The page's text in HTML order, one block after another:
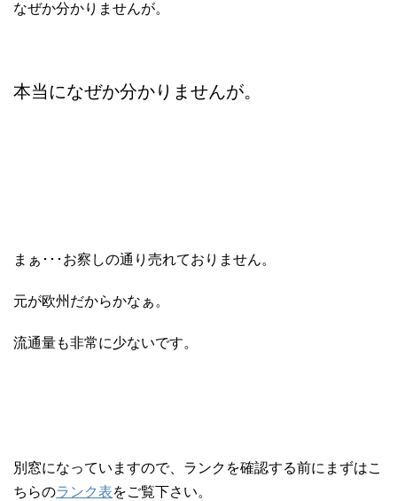
なぜか分かりませんが。
本当になぜか分かりませんが。
まぁ･･･お察しの通り売れておりません。
元が欧州だからかなぁ。
流通量も非常に少ないです。
別窓になっていますので、ランクを確認する前にまずはこ
ちらのランク表をご覧下さい。